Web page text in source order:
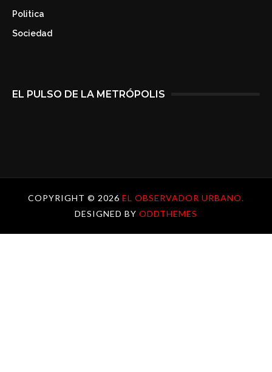
Politica
Sociedad
EL PULSO DE LA METRÓPOLIS
COPYRIGHT © 2026 EL OBSERVADOR URBANO.
DESIGNED BY ODDTHEMES